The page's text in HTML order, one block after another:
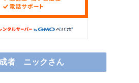
成者 ニックさん